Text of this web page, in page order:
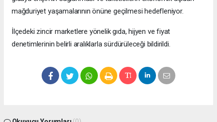
mağduriyet yaşamalarının önüne geçilmesi hedefleniyor.
İlçedeki zincir marketlere yönelik gıda, hijyen ve fiyat
denetimlerinin belirli aralıklarla sürdürüleceği bildirildi.